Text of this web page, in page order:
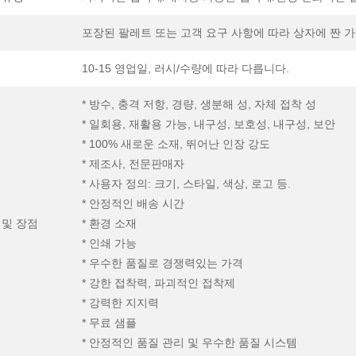
포장된 팔레트 또는 고객 요구 사항에 따라 상자에 짠
10-15 영업일, 러시/수량에 따라 다릅니다.
장점
* 방수, 충격 저항, 경량, 생분해 성, 자체 접착 성
* 일회용, 재활용 가능, 내구성, 보호성, 내구성, 보안
* 100% 새로운 소재, 뛰어난 인장 강도
* 제조사, 전문판매자
* 사용자 정의: 크기, 스타일, 색상, 로고 등.
* 안정적인 배송 시간
* 환경 소재
* 인쇄 가능
* 우수한 품질로 경쟁력있는 가격
* 강한 접착력, 파괴적인 접착제
* 강력한 지지력
* 무료 샘플
* 안정적인 품질 관리 및 우수한 품질 시스템